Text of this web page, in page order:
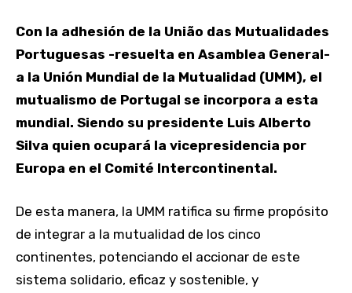
Con la adhesión de la União das Mutualidades
Portuguesas -resuelta en Asamblea General-
a la Unión Mundial de la Mutualidad (UMM), el
mutualismo de Portugal se incorpora a esta
mundial. Siendo su presidente Luis Alberto
Silva quien ocupará la vicepresidencia por
Europa en el Comité Intercontinental.
De esta manera, la UMM ratifica su firme propósito
de integrar a la mutualidad de los cinco
continentes, potenciando el accionar de este
sistema solidario, eficaz y sostenible, y